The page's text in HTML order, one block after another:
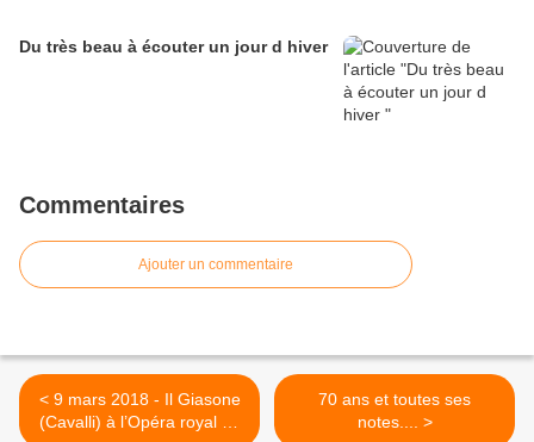
Du très beau à écouter un jour d hiver
Commentaires
Ajouter un commentaire
< 9 mars 2018 - Il Giasone
(Cavalli) à l’Opéra royal de
70 ans et toutes ses
notes.... >